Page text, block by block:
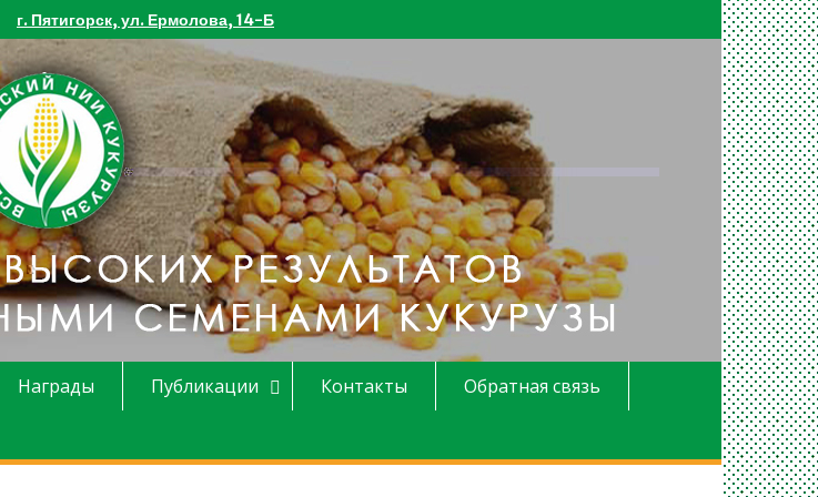
г. Пятигорск, ул. Ермолова, 14-Б
Награды Публикации Контакты
Обратная связь